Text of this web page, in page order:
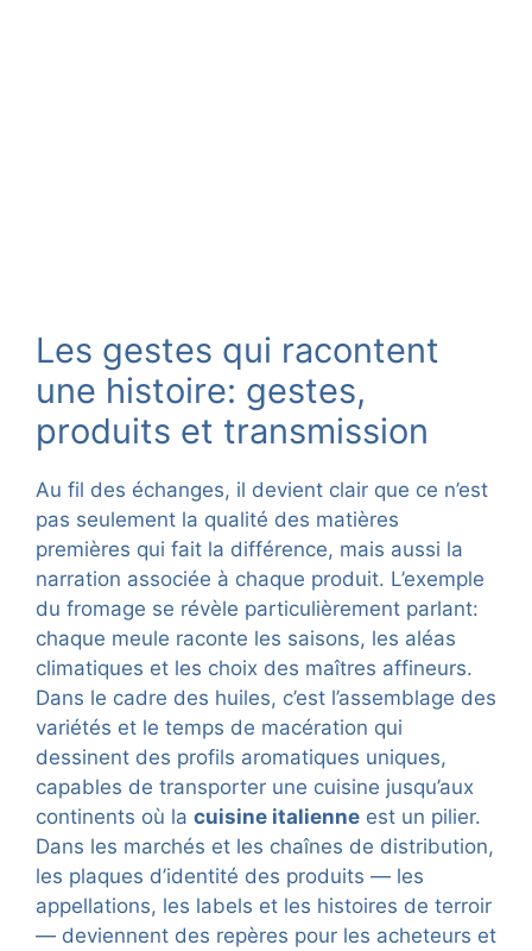
Les gestes qui racontent
une histoire: gestes,
produits et transmission
Au fil des échanges, il devient clair que ce n’est
pas seulement la qualité des matières
premières qui fait la différence, mais aussi la
narration associée à chaque produit. L’exemple
du fromage se révèle particulièrement parlant:
chaque meule raconte les saisons, les aléas
climatiques et les choix des maîtres affineurs.
Dans le cadre des huiles, c’est l’assemblage des
variétés et le temps de macération qui
dessinent des profils aromatiques uniques,
capables de transporter une cuisine jusqu’aux
continents où la cuisine italienne est un pilier.
Dans les marchés et les chaînes de distribution,
les plaques d’identité des produits — les
appellations, les labels et les histoires de terroir
— deviennent des repères pour les acheteurs et